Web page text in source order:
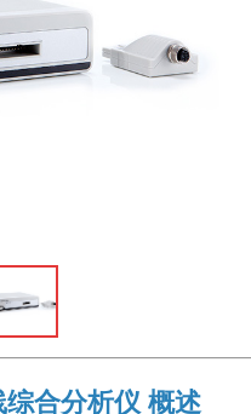
综合分析仪 概述